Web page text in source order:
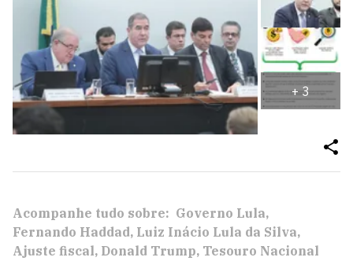
+ 3
Acompanhe tudo sobre: Governo Lula
Fernando Haddad Luiz Inácio Lula da Silva
Ajuste fiscal Donald Trump Tesouro Nacional